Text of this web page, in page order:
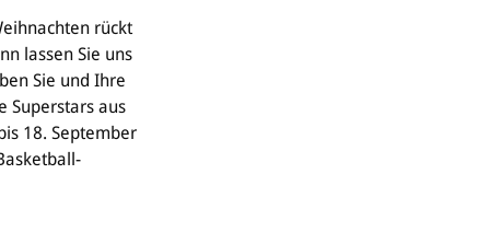
rückt
lassen Sie uns
Sie und Ihre
Superstars aus
18. September